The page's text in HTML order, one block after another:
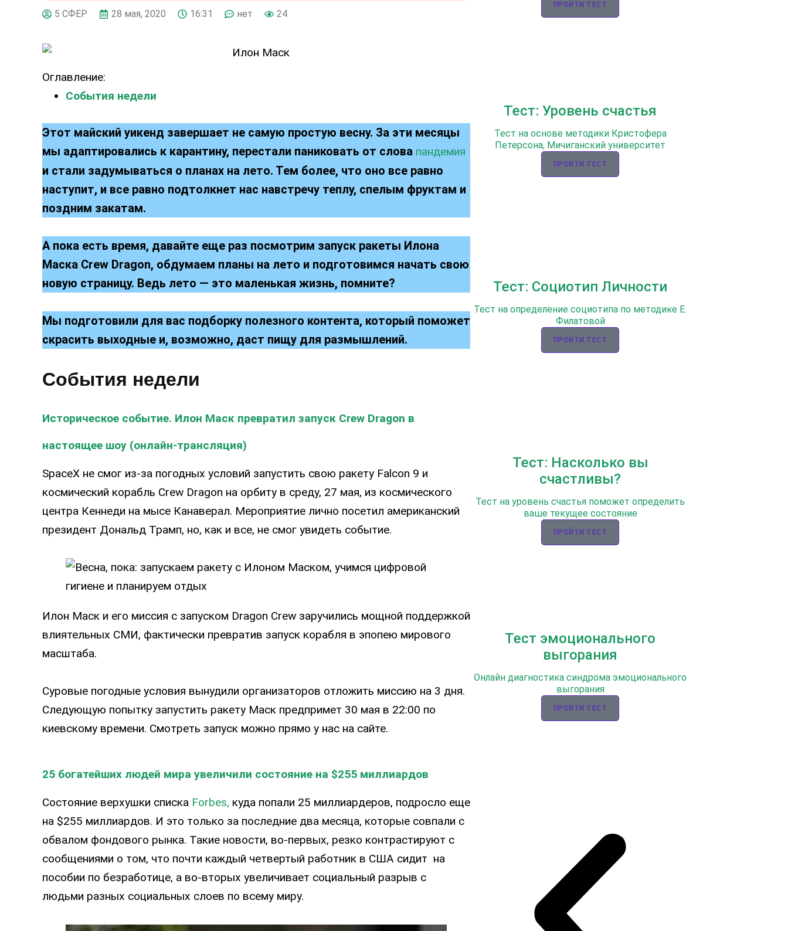
ДЕЙСТВУЙ
5 СФЕР 28 мая, 2020 16:31 нет 24
Оглавление:
События недели
Этот майский уикенд завершает не самую простую весну. За эти месяцы
мы адаптировались к карантину, перестали паниковать от слова пандемия
и стали задумываться о планах на лето. Тем более, что оно все равно
наступит, и все равно подтолкнет нас навстречу теплу, спелым фруктам и
поздним закатам.
А пока есть время, давайте еще раз посмотрим запуск ракеты Илона
Маска Crew Dragon, обдумаем планы на лето и подготовимся начать свою
новую страницу. Ведь лето — это маленькая жизнь, помните?
Мы подготовили для вас подборку полезного контента, который поможет
скрасить выходные и, возможно, даст пищу для размышлений.
События недели
Историческое событие. Илон Маск превратил запуск Crew Dragon в
настоящее шоу (онлайн-трансляция)
SpaceX не смог из-за погодных условий запустить свою ракету Falcon 9 и
космический корабль Crew Dragon на орбиту в среду, 27 мая, из космического
центра Кеннеди на мысе Канаверал. Мероприятие лично посетил американский
президент Дональд Трамп, но, как и все, не смог увидеть событие.
Илон Маск и его миссия с запуском Dragon Crew заручились мощной поддержкой
влиятельных СМИ, фактически превратив запуск корабля в эпопею мирового
масштаба.
Суровые погодные условия вынудили организаторов отложить миссию на 3 дня.
Следующую попытку запустить ракету Маск предпримет 30 мая в 22:00 по
киевскому времени. Смотреть запуск можно прямо у нас на сайте.
25 богатейших людей мира увеличили состояние на $255 миллиардов
Состояние верхушки списка Forbes, куда попали 25 миллиардеров, подросло еще
на $255 миллиардов. И это только за последние два месяца, которые совпали с
обвалом фондового рынка. Такие новости, во-первых, резко контрастируют с
сообщениями о том, что почти каждый четвертый работник в США сидит на
пособии по безработице, а во-вторых увеличивает социальный разрыв с
людьми разных социальных слоев по всему миру.
ПРОЙТИ ТЕСТ
Тест: Уровень счастья
Тест на основе методики Кристофера
Петерсона, Мичиганский университет
ПРОЙТИ ТЕСТ
Тест: Социотип Личности
Тест на определение социотипа по методике Е.
Филатовой
ПРОЙТИ ТЕСТ
Тест: Насколько вы
счастливы?
Тест на уровень счастья поможет определить
ваше текущее состояние
ПРОЙТИ ТЕСТ
Тест эмоционального
выгорания
Онлайн диагностика синдрома эмоционального
выгорания
ПРОЙТИ ТЕСТ